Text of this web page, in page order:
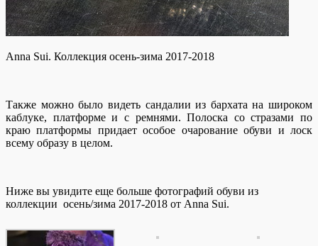
Anna Sui. Коллекция осень-зима 2017-2018
Также можно было видеть сандалии из бархата на широком
каблуке, платформе и с ремнями. Полоска со стразами по
краю платформы придает особое очарование обуви и лоск
всему образу в целом.
Ниже вы увидите еще больше фотографий обуви из
коллекции осень/зима 2017-2018 от Anna Sui.